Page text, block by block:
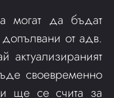
могат да бъдат
от адв.
актуализираният
своевременно
и ще се счита за